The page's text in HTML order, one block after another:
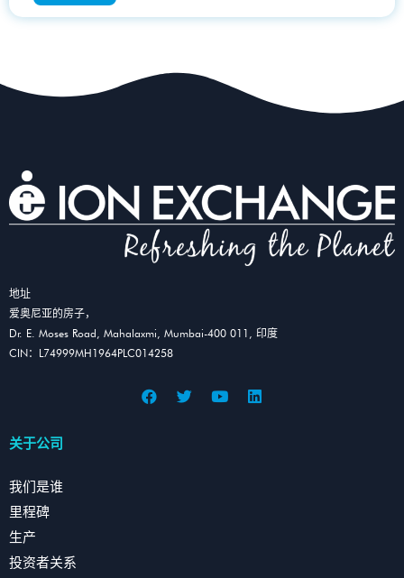
地址
爱奥尼亚的房子，
Dr. E. Moses Road, Mahalaxmi, Mumbai-400 011, 印度
CIN：L74999MH1964PLC014258
关于公司
我们是谁
里程碑
生产
投资者关系